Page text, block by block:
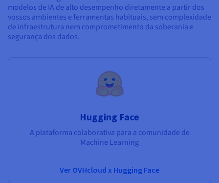
modelos de IA de alto desempenho diretamente a partir dos
vossos ambientes e ferramentas habituais, sem complexidade
de infraestrutura nem comprometimento da soberania e
segurança dos dados.
Hugging Face
A plataforma colaborativa para a comunidade de
Machine Learning
Ver OVHcloud x Hugging Face